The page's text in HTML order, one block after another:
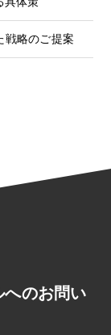
略のご提案
のお問い